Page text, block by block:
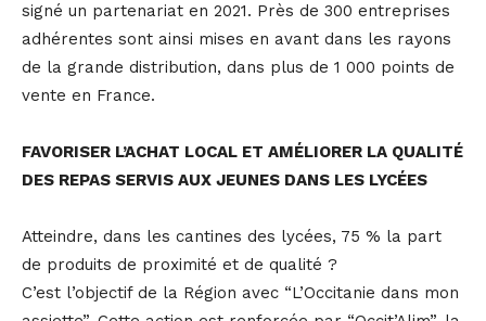
signé un partenariat en 2021. Près de 300 entreprises
adhérentes sont ainsi mises en avant dans les rayons
de la grande distribution, dans plus de 1 000 points de
vente en France.
FAVORISER L’ACHAT LOCAL ET AMÉLIORER LA QUALITÉ
DES REPAS SERVIS AUX JEUNES DANS LES LYCÉES
Atteindre, dans les cantines des lycées, 75 % la part
de produits de proximité et de qualité ?
C’est l’objectif de la Région avec “L’Occitanie dans mon